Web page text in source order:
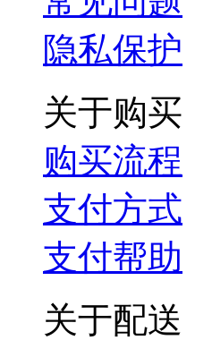
隐私保护
关于购买
购买流程
支付方式
支付帮助
关于配送